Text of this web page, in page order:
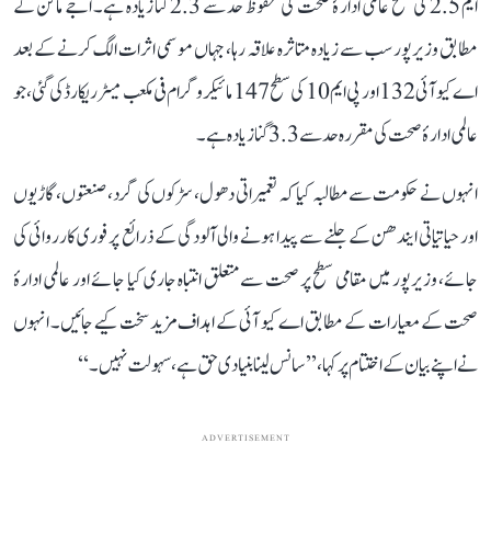
ایم 2.5 کی سطح عالمی ادارۂ صحت کی محفوظ حد سے 2.3 گنا زیادہ ہے۔ اجے ماکن کے
مطابق وزیرپور سب سے زیادہ متاثرہ علاقہ رہا، جہاں موسمی اثرات الگ کرنے کے بعد
اے کیو آئی 132 اور پی ایم 10 کی سطح 147 مائیکروگرام فی مکعب میٹر ریکارڈ کی گئی، جو
عالمی ادارۂ صحت کی مقررہ حد سے 3.3 گنا زیادہ ہے۔
انہوں نے حکومت سے مطالبہ کیا کہ تعمیراتی دھول، سڑکوں کی گرد، صنعتوں، گاڑیوں
اور حیاتیاتی ایندھن کے جلنے سے پیدا ہونے والی آلودگی کے ذرائع پر فوری کارروائی کی
جائے، وزیرپور میں مقامی سطح پر صحت سے متعلق انتباہ جاری کیا جائے اور عالمی ادارۂ
صحت کے معیارات کے مطابق اے کیو آئی کے اہداف مزید سخت کیے جائیں۔ انہوں
نے اپنے بیان کے اختتام پر کہا، ’’سانس لینا بنیادی حق ہے، سہولت نہیں۔‘‘
ADVERTISEMENT